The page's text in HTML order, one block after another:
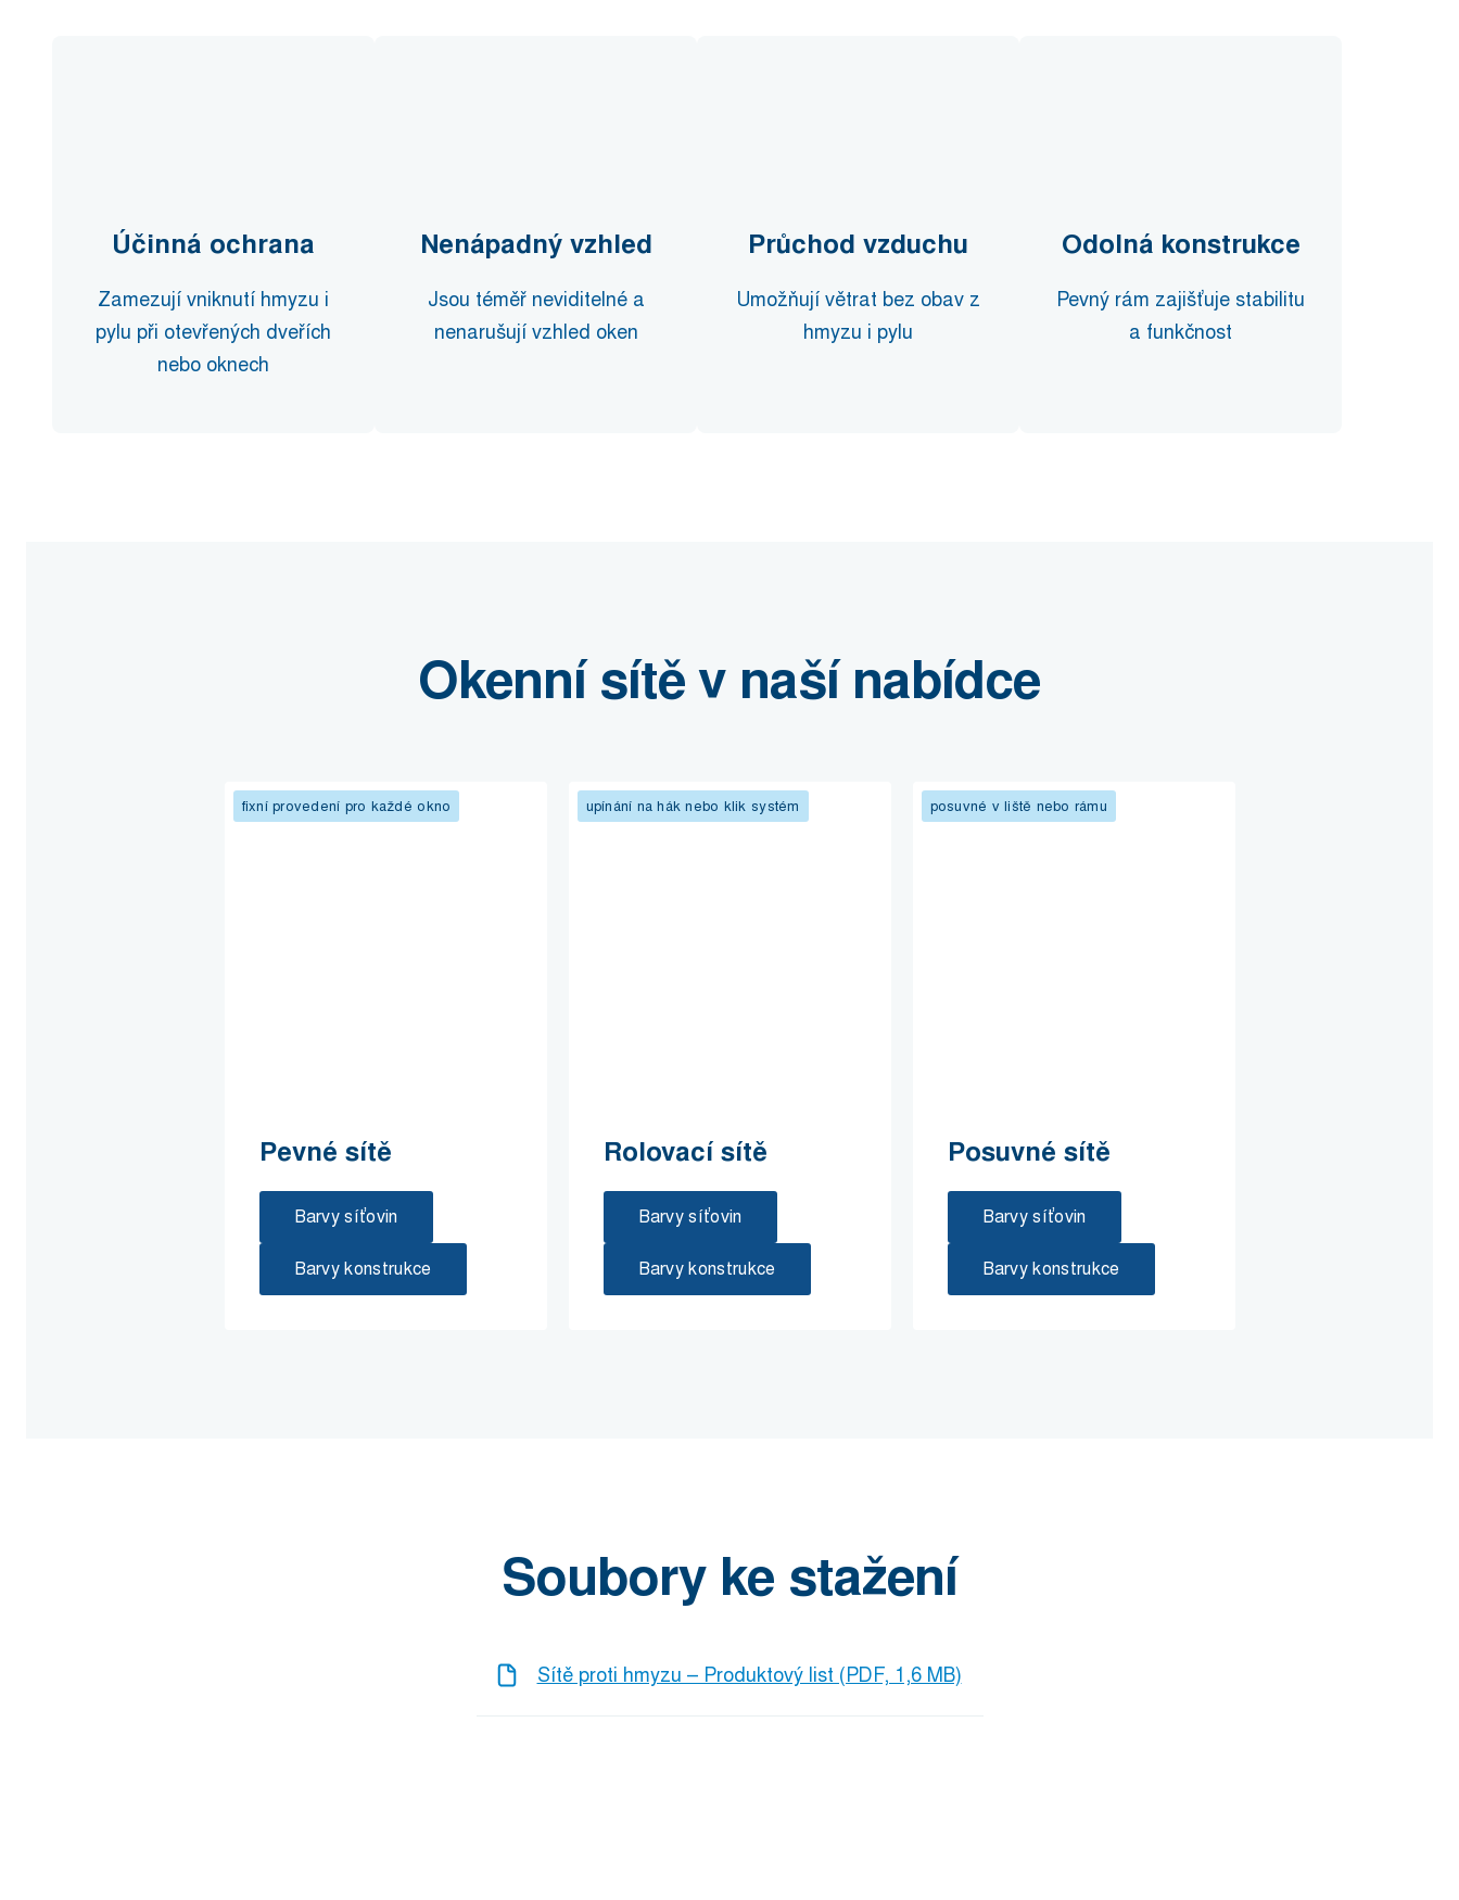
Účinná ochrana
Zamezují vniknutí hmyzu i
pylu při otevřených dveřích
nebo oknech
Nenápadný vzhled
Jsou téměř neviditelné a
nenarušují vzhled oken
Průchod vzduchu
Umožňují větrat bez obav z
hmyzu i pylu
Odolná konstrukce
Pevný rám zajišťuje stabilitu
a funkčnost
Okenní sítě v naší nabídce
fixní provedení pro každé okno
Pevné sítě
Barvy síťovin
Barvy konstrukce
upínání na hák nebo klik systém
Rolovací sítě
Barvy síťovin
Barvy konstrukce
posuvné v liště nebo rámu
Posuvné sítě
Barvy síťovin
Barvy konstrukce
Soubory ke stažení
Sítě proti hmyzu – Produktový list (PDF, 1,6 MB)